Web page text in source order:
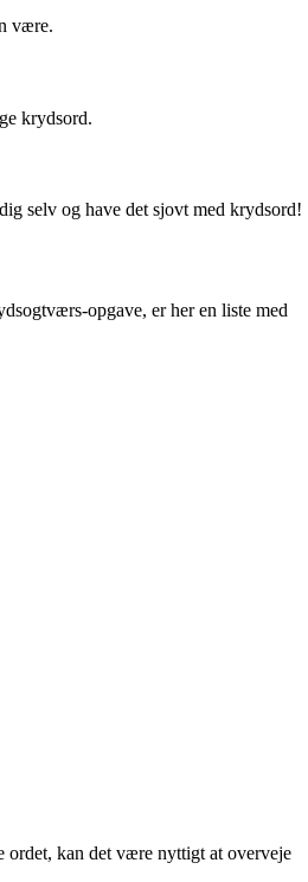
være.
krydsord.
selv og have det sjovt med krydsord!
opgave, er her en liste med
ordet, kan det være nyttigt at overveje